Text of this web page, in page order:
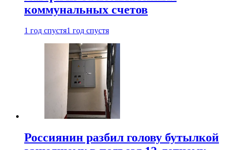
коммунальных счетов
1 год спустя1 год спустя
Россиянин разбил голову бутылкой